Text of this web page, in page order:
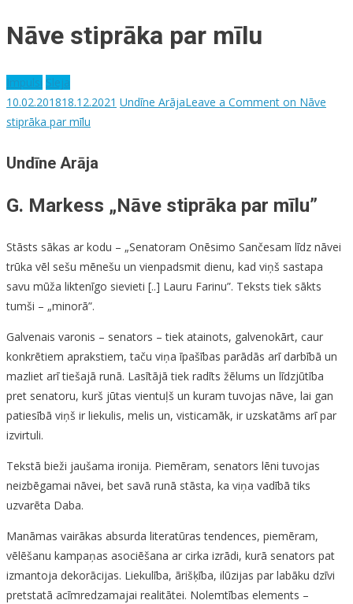
Nāve stiprāka par mīlu
Impulsi Sleja
10.02.201818.12.2021 Undīne ArājaLeave a Comment on Nāve
stiprāka par mīlu
Undīne Arāja
G. Markess „Nāve stiprāka par mīlu”
Stāsts sākas ar kodu – „Senatoram Onēsimo Sančesam līdz nāvei
trūka vēl sešu mēnešu un vienpadsmit dienu, kad viņš sastapa
savu mūža liktenīgo sievieti [..] Lauru Farinu”. Teksts tiek sākts
tumši – „minorā”.
Galvenais varonis – senators – tiek atainots, galvenokārt, caur
konkrētiem aprakstiem, taču viņa īpašības parādās arī darbībā un
mazliet arī tiešajā runā. Lasītājā tiek radīts žēlums un līdzjūtība
pret senatoru, kurš jūtas vientuļš un kuram tuvojas nāve, lai gan
patiesībā viņš ir liekulis, melis un, visticamāk, ir uzskatāms arī par
izvirtuli.
Tekstā bieži jaušama ironija. Piemēram, senators lēni tuvojas
neizbēgamai nāvei, bet savā runā stāsta, ka viņa vadībā tiks
uzvarēta Daba.
Manāmas vairākas absurda literatūras tendences, piemēram,
vēlēšanu kampaņas asociēšana ar cirka izrādi, kurā senators pat
izmantoja dekorācijas. Liekulība, ārišķība, ilūzijas par labāku dzīvi
pretstatā acīmredzamajai realitātei. Nolemtības elements –